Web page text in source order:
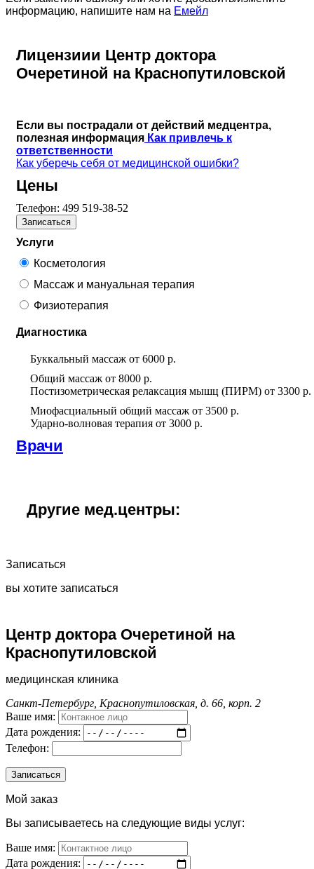
информацию, напишите нам на Емейл
Лицензиии Центр доктора
Очеретиной на Краснопутиловской
Если вы пострадали от действий медцентра,
полезная информация Как привлечь к
ответственности
Как уберечь себя от медицинской ошибки?
Цены
Телефон: 499 519-38-52
Записаться
Услуги
Косметология
Массаж и мануальная терапия
Физиотерапия
Диагностика
Буккальный массаж от 6000 р.
Общий массаж от 8000 р.
Постизометрическая релаксация мышц (ПИРМ) от 3300 р.
Миофасциальный общий массаж от 3500 р.
Ударно-волновая терапия от 3000 р.
Врачи
Другие мед.центры:
Записаться
вы хотите записаться
Центр доктора Очеретиной на
Краснопутиловской
медицинская клиника
Санкт-Петербург, Краснопутиловская, д. 66, корп. 2
Ваше имя:
Дата рождения:
Телефон:
Мой заказ
Вы записываетесь на следующие виды услуг:
Ваше имя:
Дата рождения: